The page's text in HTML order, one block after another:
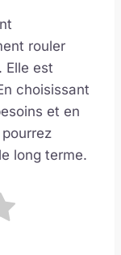
rouler
Elle est
choisissant
et en
long terme.